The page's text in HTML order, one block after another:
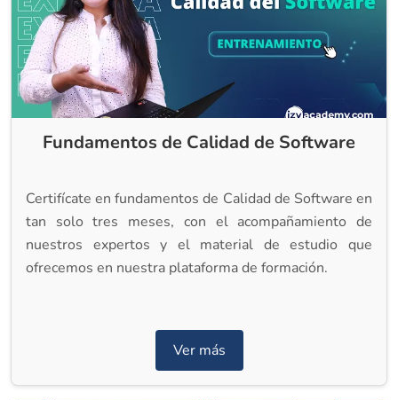
Fundamentos de Calidad de Software
Certifícate en fundamentos de Calidad de Software en
tan solo tres meses, con el acompañamiento de
nuestros expertos y el material de estudio que
ofrecemos en nuestra plataforma de formación.
Ver más